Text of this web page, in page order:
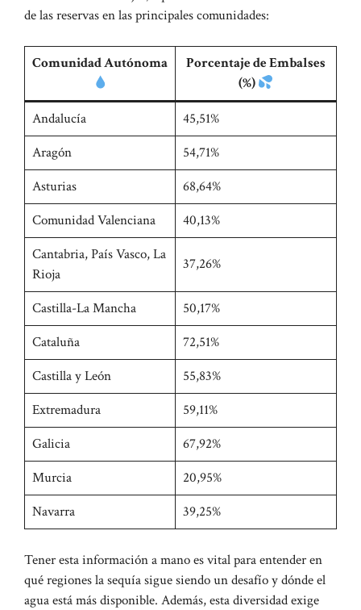
de las reservas en las principales comunidades:
Comunidad Autónoma
Porcentaje de Embalses
(%)
Andalucía
45,51%
Aragón
54,71%
Asturias
68,64%
Comunidad Valenciana
40,13%
Cantabria, País Vasco, La
Rioja
37,26%
Castilla-La Mancha
50,17%
Cataluña
72,51%
Castilla y León
55,83%
Extremadura
59,11%
Galicia
67,92%
Murcia
20,95%
Navarra
39,25%
Tener esta información a mano es vital para entender en
qué regiones la sequía sigue siendo un desafío y dónde el
agua está más disponible. Además, esta diversidad exige